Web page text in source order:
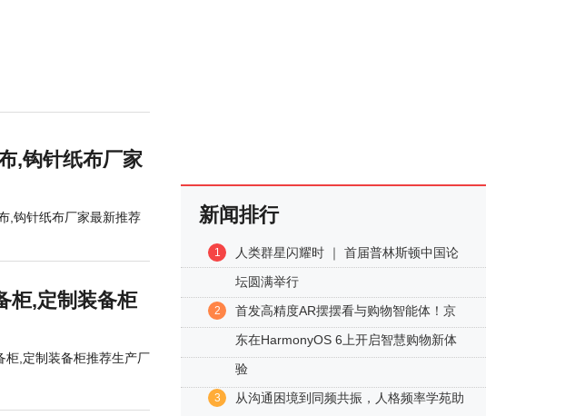
,钩针纸布厂家
,钩针纸布厂家最新推荐
柜,定制装备柜
柜,定制装备柜推荐生产厂
新闻排行
1
人类群星闪耀时 ｜ 首届普林斯顿中国论
坛圆满举行
2
首发高精度AR摆摆看与购物智能体！京
东在HarmonyOS 6上开启智慧购物新体
验
3
从沟通困境到同频共振，人格频率学苑助